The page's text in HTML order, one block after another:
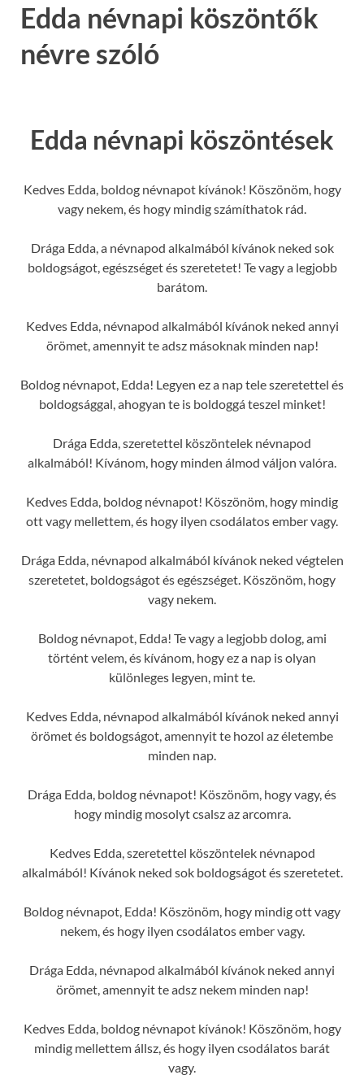
Edda névnapi köszöntők
névre szóló
Edda névnapi köszöntések
Kedves Edda, boldog névnapot kívánok! Köszönöm, hogy
vagy nekem, és hogy mindig számíthatok rád.
Drága Edda, a névnapod alkalmából kívánok neked sok
boldogságot, egészséget és szeretetet! Te vagy a legjobb
barátom.
Kedves Edda, névnapod alkalmából kívánok neked annyi
örömet, amennyit te adsz másoknak minden nap!
Boldog névnapot, Edda! Legyen ez a nap tele szeretettel és
boldogsággal, ahogyan te is boldoggá teszel minket!
Drága Edda, szeretettel köszöntelek névnapod
alkalmából! Kívánom, hogy minden álmod váljon valóra.
Kedves Edda, boldog névnapot! Köszönöm, hogy mindig
ott vagy mellettem, és hogy ilyen csodálatos ember vagy.
Drága Edda, névnapod alkalmából kívánok neked végtelen
szeretetet, boldogságot és egészséget. Köszönöm, hogy
vagy nekem.
Boldog névnapot, Edda! Te vagy a legjobb dolog, ami
történt velem, és kívánom, hogy ez a nap is olyan
különleges legyen, mint te.
Kedves Edda, névnapod alkalmából kívánok neked annyi
örömet és boldogságot, amennyit te hozol az életembe
minden nap.
Drága Edda, boldog névnapot! Köszönöm, hogy vagy, és
hogy mindig mosolyt csalsz az arcomra.
Kedves Edda, szeretettel köszöntelek névnapod
alkalmából! Kívánok neked sok boldogságot és szeretetet.
Boldog névnapot, Edda! Köszönöm, hogy mindig ott vagy
nekem, és hogy ilyen csodálatos ember vagy.
Drága Edda, névnapod alkalmából kívánok neked annyi
örömet, amennyit te adsz nekem minden nap!
Kedves Edda, boldog névnapot kívánok! Köszönöm, hogy
mindig mellettem állsz, és hogy ilyen csodálatos barát
vagy.